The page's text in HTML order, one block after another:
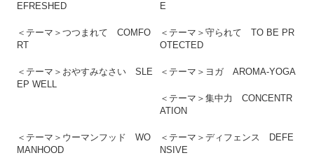
EFRESHED
E
＜テーマ＞つつまれて COMFO
RT
＜テーマ＞守られて TO BE PR
OTECTED
＜テーマ＞おやすみなさい SLE
EP WELL
＜テーマ＞ヨガ AROMA-YOGA
＜テーマ＞集中力 CONCENTR
ATION
＜テーマ＞ウーマンフッド WO
MANHOOD
＜テーマ＞ディフェンス DEFE
NSIVE